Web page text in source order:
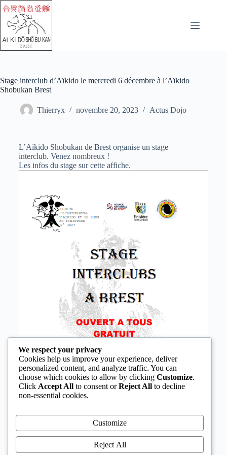
Stage interclub d’Aïkido le mercredi 6 décembre à l’Aïkido
Shobukan Brest
Thierryx novembre 20, 2023 Actus Dojo
L’Aïkido Shobukan de Brest organise un stage
interclub. Venez nombreux !
Les infos du stage sur cette affiche.
We respect your privacy
Cookies help us improve your experience, deliver
personalized content, and analyze traffic. You can
choose which cookies to allow by clicking Customize.
Click Accept All to consent orReject All to decline
non-essential cookies.
Customize
Reject All